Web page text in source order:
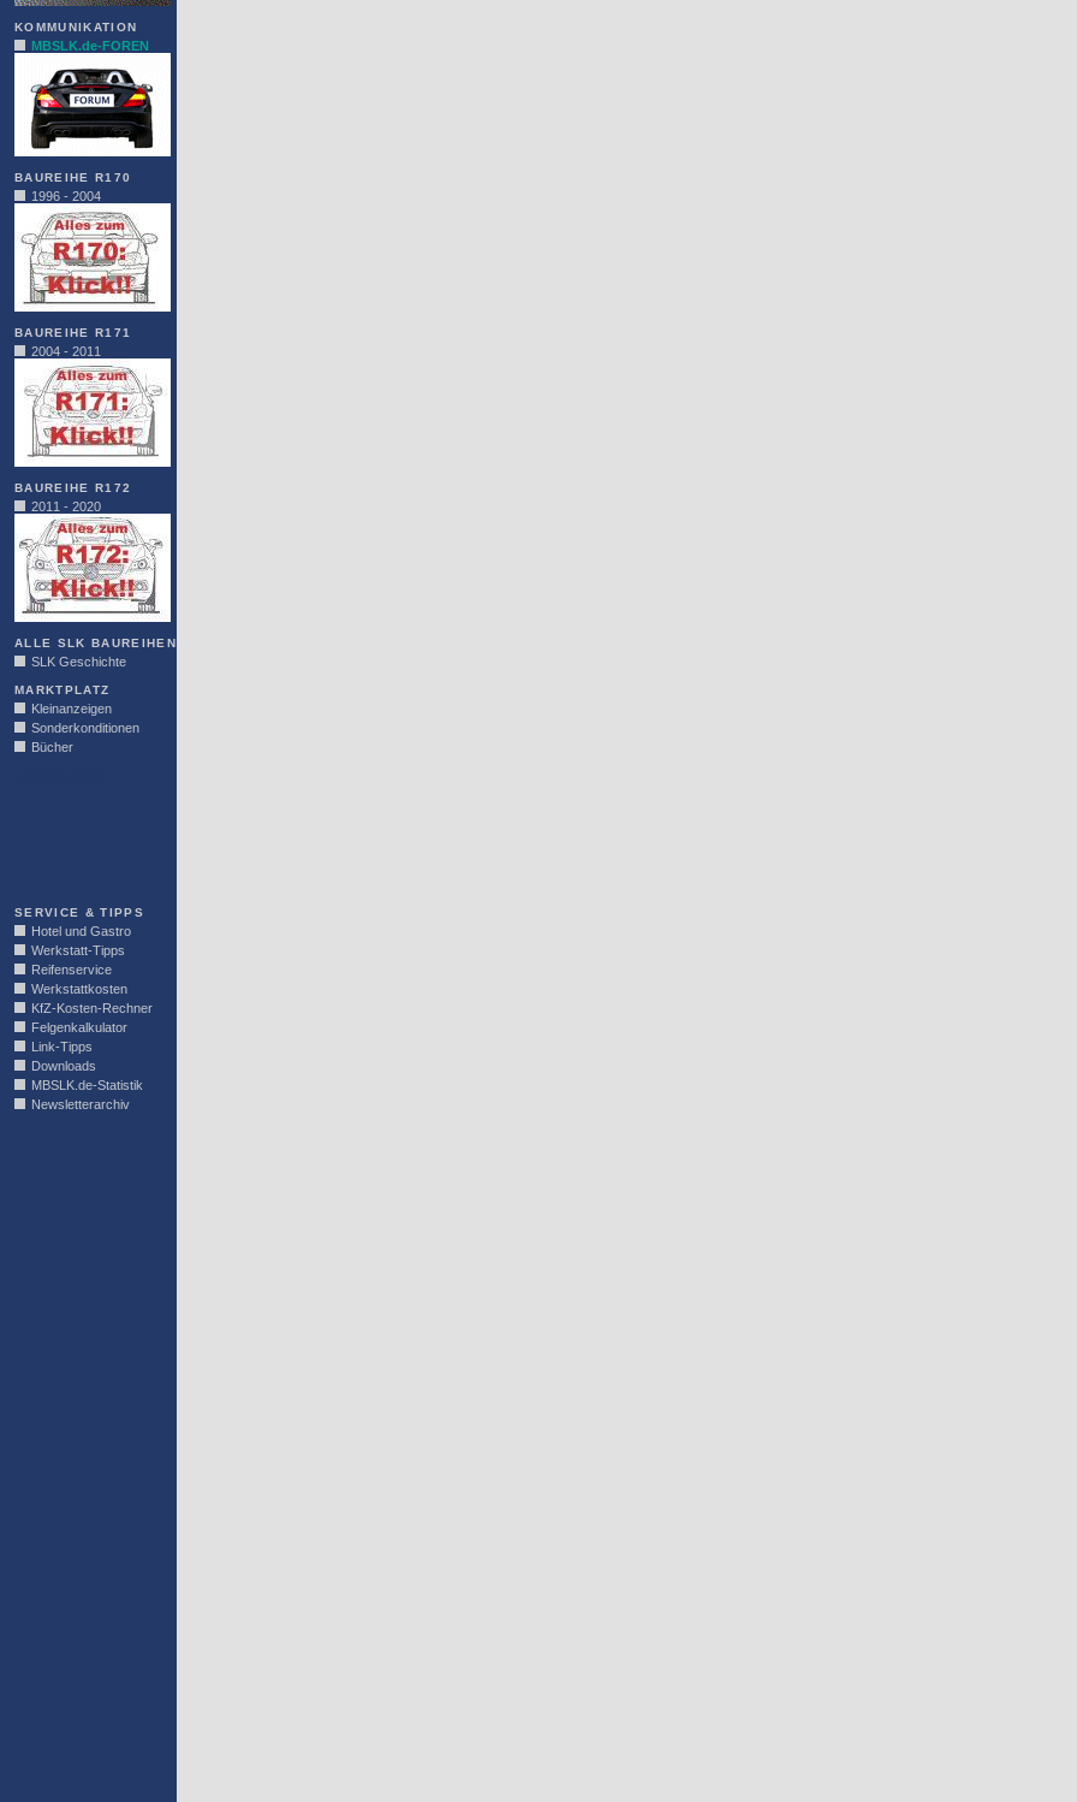
KOMMUNIKATION
MBSLK.de-FOREN
BAUREIHE R170
1996 - 2004
BAUREIHE R171
2004 - 2011
BAUREIHE R172
2011 - 2020
ALLE SLK BAUREIHEN
SLK Geschichte
MARKTPLATZ
Kleinanzeigen
Sonderkonditionen
Bücher
SERVICE & TIPPS
Hotel und Gastro
Werkstatt-Tipps
Reifenservice
Werkstattkosten
KfZ-Kosten-Rechner
Felgenkalkulator
Link-Tipps
Downloads
MBSLK.de-Statistik
Newsletterarchiv